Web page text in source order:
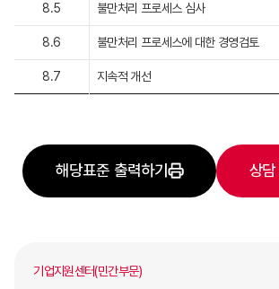
8.5 불만처리 프로세스 심사
8.6 불만처리 프로세스에 대한 경영검토
8.7 지속적 개선
해당표준 출력하기 상담
기업지원센터(민간부문)